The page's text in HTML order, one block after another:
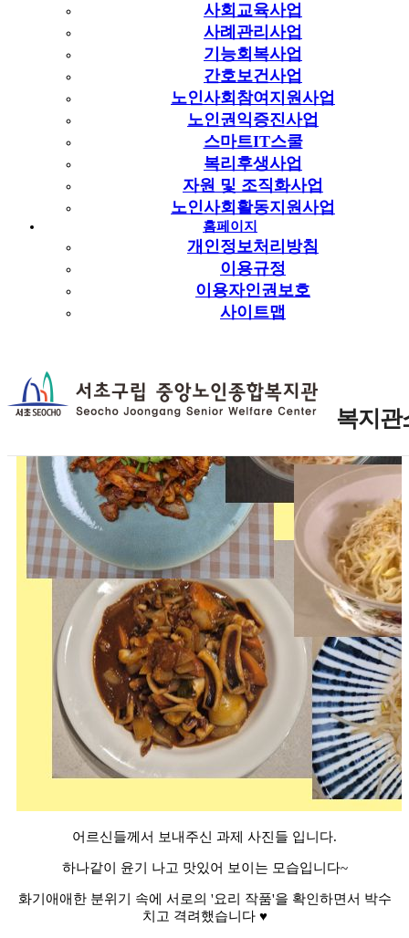
사회교육사업
사례관리사업
기능회복사업
간호보건사업
노인사회참여지원사업
노인권익증진사업
스마트IT스쿨
복리후생사업
자원 및 조직화사업
노인사회활동지원사업
홈페이지
개인정보처리방침
이용규정
이용자인권보호
사이트맵
복지관
오늘은 2025년 요리교실 '요미남 도전기'의 마지막 수업이
있었습니다.
지난 3회에 미션으로 드린 '오징어볶음'과 '콩나물무침' 만들기
과제를 다함께 확인하며
서로를 칭찬하고 응원하는 시간을 가졌습니다.
어르신들께서 보내주신 과제 사진들 입니다.
하나같이 윤기 나고 맛있어 보이는 모습입니다~
화기애애한 분위기 속에 서로의 '요리 작품'을 확인하면서 박수
치고 격려했습니다 ♥